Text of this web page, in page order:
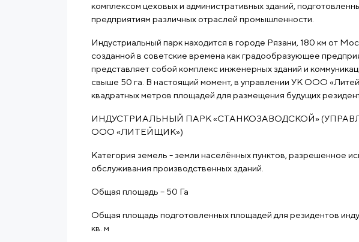
комплексом цеховых и административных зданий,
предприятиям различных отраслей промышленности.
Индустриальный парк находится в городе Рязани, 180 км от
созданной в советские времена как градообразующее
представляет собой комплекс инженерных зданий и
свыше 50 га. В настоящий момент, в управлении УК ООО
квадратных метров площадей для размещения будущих
ИНДУСТРИАЛЬНЫЙ ПАРК «СТАНКОЗАВОДСКОЙ»
ООО «ЛИТЕЙЩИК»)
Категория земель - земли населённых пунктов, разрешенное
обслуживания производственных зданий.
Общая площадь – 50 Га
Общая площадь подготовленных площадей для резидентов
кв. м